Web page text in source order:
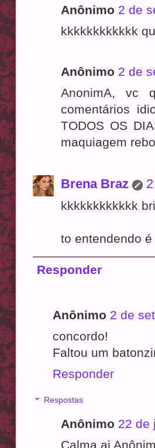
Anônimo 2 de
kkkkkkkkkkkk
Anônimo 2 de
AnonimA, vc
comentários
TODOS OS
maquiagem
Brena Braz
kkkkkkkkkkkk
to entendendo
Responder
Anônimo 2 de
concordo!
Faltou um
Responder
Respostas
Anônimo 22 de
Calma ai